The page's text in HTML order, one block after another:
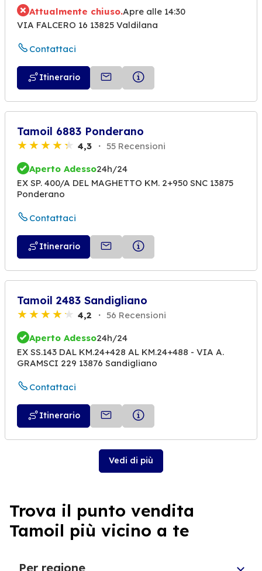
Attualmente chiuso.Apre alle 14:30
VIA FALCERO 16 13825 Valdilana
Contattaci
Itinerario
Tamoil 6883 Ponderano
4,3 55 Recensioni
Aperto Adesso24h/24
EX SP. 400/A DEL MAGHETTO KM. 2+950 SNC 13875
Ponderano
Contattaci
Itinerario
Tamoil 2483 Sandigliano
4,2 56 Recensioni
Aperto Adesso24h/24
EX SS.143 DAL KM.24+428 AL KM.24+488 - VIA A.
GRAMSCI 229 13876 Sandigliano
Contattaci
Itinerario
Vedi di più
Trova il punto vendita
Tamoil più vicino a te
Per regione